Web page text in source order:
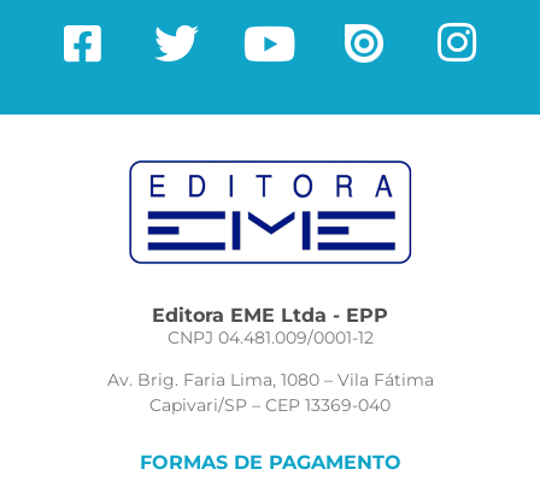
Editora EME Ltda - EPP
CNPJ 04.481.009/0001-12
Av. Brig. Faria Lima, 1080 – Vila Fátima
Capivari/SP – CEP 13369-040
FORMAS DE PAGAMENTO